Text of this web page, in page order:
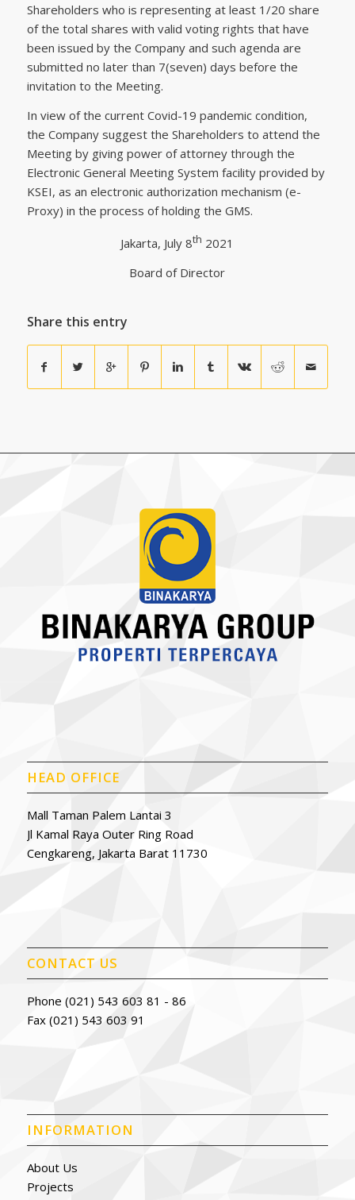
Shareholders who is representing at least 1/20 share
of the total shares with valid voting rights that have
been issued by the Company and such agenda are
submitted no later than 7(seven) days before the
invitation to the Meeting.
In view of the current Covid-19 pandemic condition,
the Company suggest the Shareholders to attend the
Meeting by giving power of attorney through the
Electronic General Meeting System facility provided by
KSEI, as an electronic authorization mechanism (e-
Proxy) in the process of holding the GMS.
Jakarta, July 8th 2021
Board of Director
Share this entry
HEAD OFFICE
Mall Taman Palem Lantai 3
Jl Kamal Raya Outer Ring Road
Cengkareng, Jakarta Barat 11730
CONTACT US
Phone (021) 543 603 81 - 86
Fax (021) 543 603 91
INFORMATION
About Us
Projects